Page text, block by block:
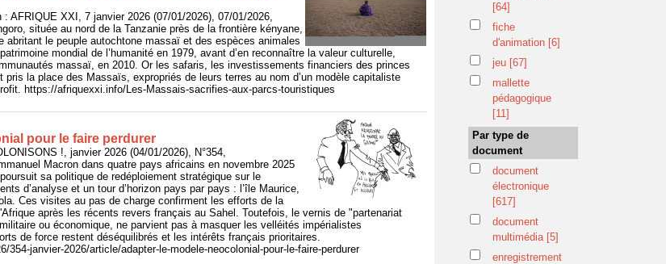
AFRIQUE XXI, 7 janvier 2026 (07/01/2026), 07/01/2026,
située au nord de la Tanzanie près de la frontière kényane,
abritant le peuple autochtone massaï et des espèces animales
mondial de l’humanité en 1979, avant d’en reconnaître la valeur culturelle,
massaï, en 2010. Or les safaris, les investissements financiers des princes
pris la place des Massaïs, expropriés de leurs terres au nom d’un modèle capitaliste
https://afriquexxi.info/Les-Massais-sacrifies-aux-parcs-touristiques
pour le faire perdurer
!, janvier 2026 (04/01/2026), N°354,
Macron dans quatre pays africains en novembre 2025
sa politique de redéploiement stratégique sur le
d’analyse et un tour d’horizon pays par pays : l’île Maurice,
Ces visites au pas de charge confirment les efforts de la
après les récents revers français au Sahel. Toutefois, le vernis de "partenariat
ou économique, ne parvient pas à masquer les velléités impérialistes
de force restent déséquilibrés et les intérêts français prioritaires.
354-janvier-2026/article/adapter-le-modele-neocolonial-pour-le-faire-perdurer
[64]
fiche
d'animation [6]
jeu [67]
mallette
pédagogique
[11]
Par type de
document
document
électronique
[617]
document
multimédia [5]
enregistrement